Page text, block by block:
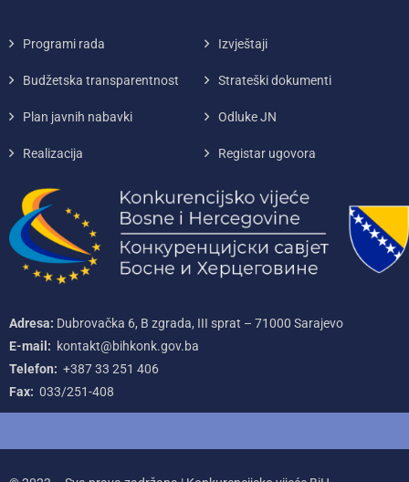
Programi rada Izvještaji
Budžetska transparentnost Strateški dokumenti
Plan javnih nabavki Odluke JN
Realizacija Registar ugovora
Adresa: Dubrovačka 6, B zgrada, III sprat – 71000‌ Sarajevo
E-mail: kontakt@bihkonk.gov.ba
Telefon: +387‌ 33‌ 251‌ 406
Fax: 033/251-408